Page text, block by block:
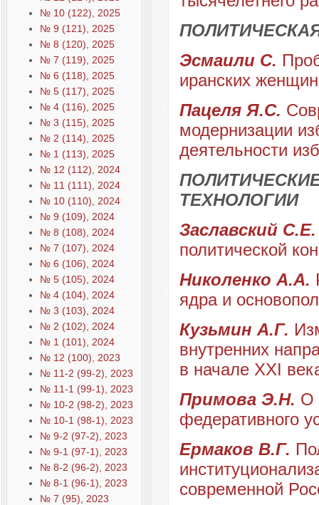
№ 10 (122), 2025
№ 9 (121), 2025
№ 8 (120), 2025
№ 7 (119), 2025
№ 6 (118), 2025
№ 5 (117), 2025
№ 4 (116), 2025
№ 3 (115), 2025
№ 2 (114), 2025
№ 1 (113), 2025
№ 12 (112), 2024
№ 11 (111), 2024
№ 10 (110), 2024
№ 9 (109), 2024
№ 8 (108), 2024
№ 7 (107), 2024
№ 6 (106), 2024
№ 5 (105), 2024
№ 4 (104), 2024
№ 3 (103), 2024
№ 2 (102), 2024
№ 1 (101), 2024
№ 12 (100), 2023
№ 11-2 (99-2), 2023
№ 11-1 (99-1), 2023
№ 10-2 (98-2), 2023
№ 10-1 (98-1), 2023
№ 9-2 (97-2), 2023
№ 9-1 (97-1), 2023
№ 8-2 (96-2), 2023
№ 8-1 (96-1), 2023
№ 7 (95), 2023
Эсмаили C.
иранских
Пацеля Я.С.
модернизации
деятельности
ТЕХНОЛОГИИ
Заславский
политической
Николенко А.А.
ядра и
Кузьмин А.Г.
внутренних
в начале XXI
Примова Э.Н. О
федеративного
Ермаков В.Г.
современной